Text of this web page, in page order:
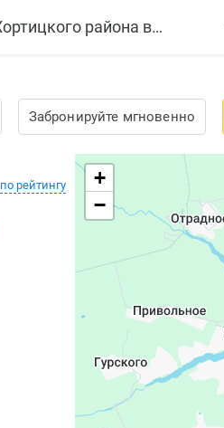
Снять квартиру посуточно в микрорайоне 5-й микрорайон Хортицкого района в Запорожье
Забронируйте мгновенно
по рейтингу
+
−